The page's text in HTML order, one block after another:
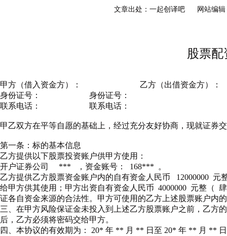
文章出处：一起创译吧 网站编辑
股票
甲方（借入资金方）：
乙方（出借资金方）：
身份证号： 身份证号：
联系电话： 联系电话：
甲乙双方在平等自愿的基础上，经过充分友好协商，现就证券
第一条：标的基本信息
乙方提供以下股票投资账户供甲方使用：
开户证券公司
*** ，资金账号： 168***
。
乙方提供乙方股票资金账户内的自有资金人民币
12000000 元
给甲方供其使用；甲方出资自有资金人民币 4000000 元整（
证各自资金来源的合法性。甲方可使用的乙方上述股票账户内
三、在甲方风险保证金未投入到上述乙方股票账户之前，乙方
后，乙方必须将密码交给甲方。
四、本协议的有效期为：
20* 年 ** 月 ** 日至 20* 年 ** 月 **